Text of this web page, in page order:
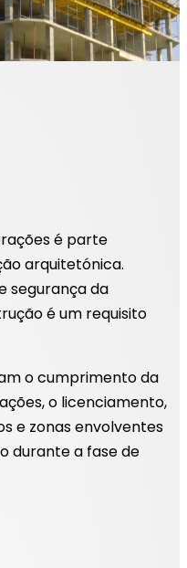
é parte
arquitetónica.
segurança da
é um requisito
o cumprimento da
o licenciamento,
e zonas envolventes
durante a fase de